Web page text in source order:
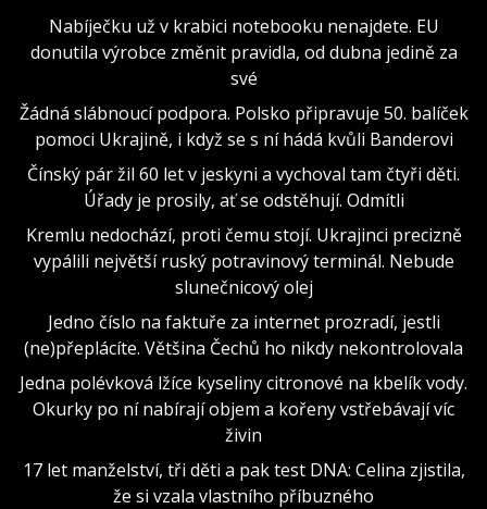
Nabíječku už v krabici notebooku nenajdete. EU
donutila výrobce změnit pravidla, od dubna jedině za
své
Žádná slábnoucí podpora. Polsko připravuje 50. balíček
pomoci Ukrajině, i když se s ní hádá kvůli Banderovi
Čínský pár žil 60 let v jeskyni a vychoval tam čtyři děti.
Úřady je prosily, ať se odstěhují. Odmítli
Kremlu nedochází, proti čemu stojí. Ukrajinci precizně
vypálili největší ruský potravinový terminál. Nebude
slunečnicový olej
Jedno číslo na faktuře za internet prozradí, jestli
(ne)přeplácíte. Většina Čechů ho nikdy nekontrolovala
Jedna polévková lžíce kyseliny citronové na kbelík vody.
Okurky po ní nabírají objem a kořeny vstřebávají víc
živin
17 let manželství, tři děti a pak test DNA: Celina zjistila,
že si vzala vlastního příbuzného